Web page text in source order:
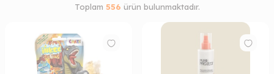
Toplam 556 ürün bulunmaktadır.